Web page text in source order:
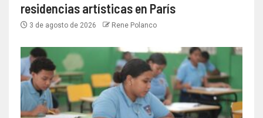
residencias artísticas en París
3 de agosto de 2026 Rene Polanco